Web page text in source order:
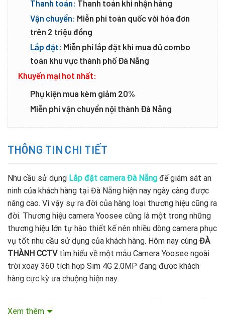
Thanh toán: Thanh toán khi nhận hàng
Vận chuyển: Miễn phí toàn quốc với hóa đơn
trên 2 triệu đồng
Lắp đặt: Miễn phí lắp đặt khi mua đủ combo
toàn khu vực thành phố Đà Nẵng
Khuyến mại hot nhất:
Phụ kiện mua kèm giảm 20%
Miễn phí vận chuyển nội thành Đà Nẵng
THÔNG TIN CHI TIẾT
Nhu cầu sử dụng Lắp đặt camera Đà Nẵng để giám sát an
ninh của khách hàng tại Đà Nẵng hiện nay ngày càng được
nâng cao. Vì vậy sự ra đời của hàng loại thương hiệu cũng ra
đời. Thương hiệu camera Yoosee cũng là một trong những
thương hiệu lớn tự hào thiết kế nên nhiều dòng camera phục
vụ tốt nhu cầu sử dụng của khách hàng. Hôm nay cùng ĐÀ
THÀNH CCTVtìm hiểu về một mẫu Camera Yoosee ngoài
trời xoay 360 tích hợp Sim 4G 2.0MP đang được khách
hàng cực kỳ ưa chuộng hiện nay.
4G 2.0MP của nước nào?
Xem thêm